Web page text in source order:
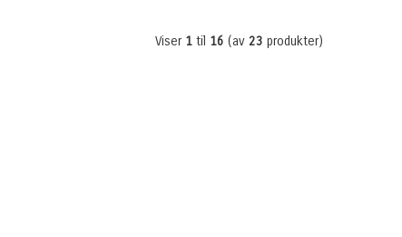
Viser 1 til 16 (av 23 produkter)